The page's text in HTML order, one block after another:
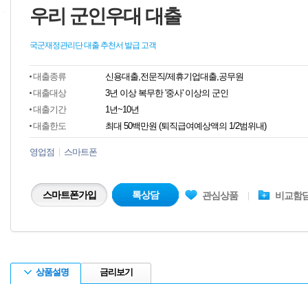
우리 군인우대 대출
국군재정관리단 대출 추천서 발급 고객
대출종류
신용대출,전문직/제휴기업대출,공무원
대출대상
3년 이상 복무한 '중사' 이상의 군인
대출기간
1년~10년
대출한도
최대 50백만원 (퇴직급여예상액의 1/2범위내)
영업점 스마트폰
스마트폰가입 톡상담 관심상품 비교함
상품설명 금리보기